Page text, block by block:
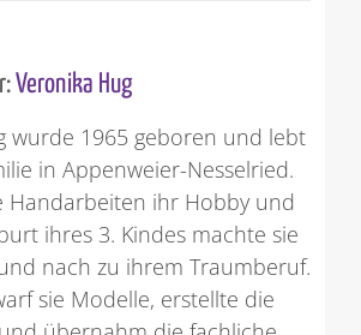
Veronika Hug
wurde 1965 geboren und lebt
in Appenweier-Nesselried.
Handarbeiten ihr Hobby und
ihres 3. Kindes machte sie
nach zu ihrem Traumberuf.
sie Modelle, erstellte die